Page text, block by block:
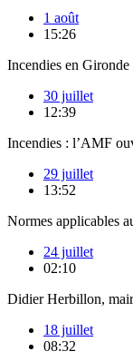
1 août
15:26
Incendies en Gironde
30 juillet
12:39
Incendies : l’AMF
29 juillet
13:52
Normes applicables
24 juillet
02:10
Didier Herbillon,
18 juillet
08:32